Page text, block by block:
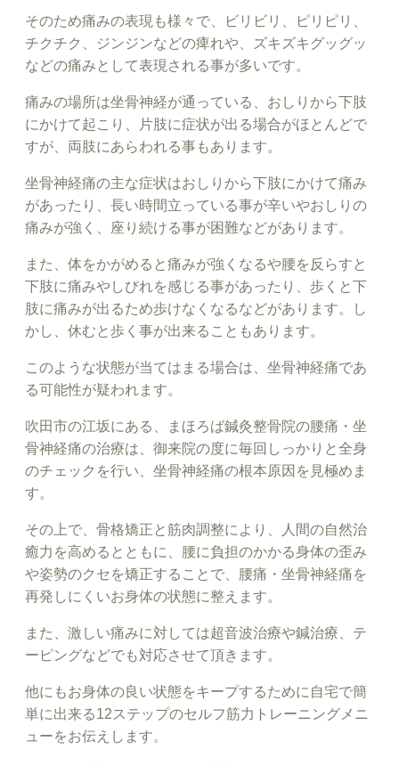
そのため痛みの表現も様々で、ビリビリ、ピリピリ、
チクチク、ジンジンなどの痺れや、ズキズキグッグッ
などの痛みとして表現される事が多いです。
痛みの場所は坐骨神経が通っている、おしりから下肢
にかけて起こり、片肢に症状が出る場合がほとんどで
すが、両肢にあらわれる事もあります。
坐骨神経痛の主な症状はおしりから下肢にかけて痛み
があったり、長い時間立っている事が辛いやおしりの
痛みが強く、座り続ける事が困難などがあります。
また、体をかがめると痛みが強くなるや腰を反らすと
下肢に痛みやしびれを感じる事があったり、歩くと下
肢に痛みが出るため歩けなくなるなどがあります。し
かし、休むと歩く事が出来ることもあります。
このような状態が当てはまる場合は、坐骨神経痛であ
る可能性が疑われます。
吹田市の江坂にある、まほろば鍼灸整骨院の腰痛・坐
骨神経痛の治療は、御来院の度に毎回しっかりと全身
のチェックを行い、坐骨神経痛の根本原因を見極めま
す。
その上で、骨格矯正と筋肉調整により、人間の自然治
癒力を高めるとともに、腰に負担のかかる身体の歪み
や姿勢のクセを矯正することで、腰痛・坐骨神経痛を
再発しにくいお身体の状態に整えます。
また、激しい痛みに対しては超音波治療や鍼治療、テ
ーピングなどでも対応させて頂きます。
他にもお身体の良い状態をキープするために自宅で簡
単に出来る12ステップのセルフ筋力トレーニングメニ
ューをお伝えします。